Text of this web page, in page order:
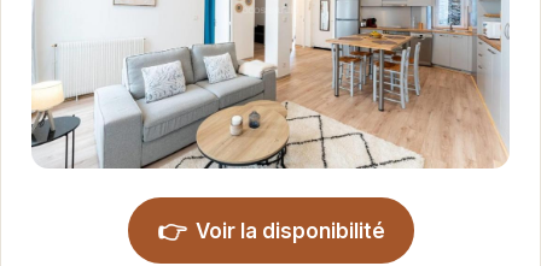
👉 Voir la disponibilité